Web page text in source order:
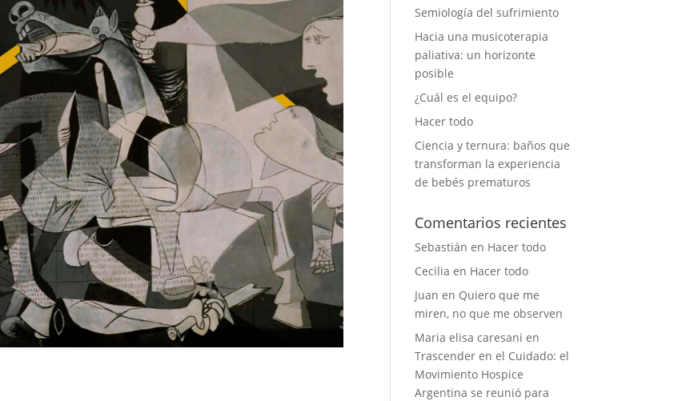
Semiología del sufrimiento
Hacia una musicoterapia
paliativa: un horizonte
posible
¿Cuál es el equipo?
Hacer todo
Ciencia y ternura: baños que
transforman la experiencia
de bebés prematuros
Comentarios recientes
Sebastián en Hacer todo
Cecilia en Hacer todo
Juan en Quiero que me
miren, no que me observen
Maria elisa caresani en
Trascender en el Cuidado: el
Movimiento Hospice
Argentina se reunió para